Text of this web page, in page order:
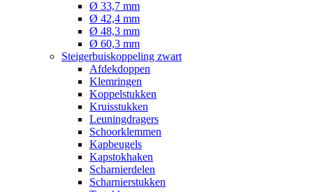
Ø 33,7 mm
Ø 42,4 mm
Ø 48,3 mm
Ø 60,3 mm
Steigerbuiskoppeling zwart
Afdekdoppen
Klemringen
Koppelstukken
Kruisstukken
Leuningdragers
Schoorklemmen
Kapbeugels
Kapstokhaken
Scharnierdelen
Scharnierstukken